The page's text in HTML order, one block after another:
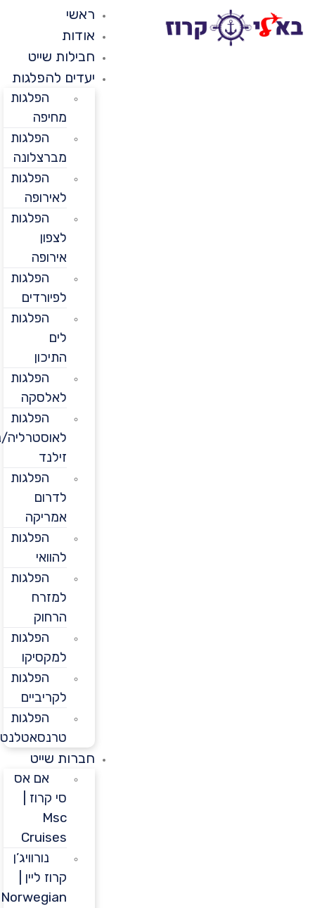
ראשי
אודות
חבילות שייט
יעדים להפלגות
הפלגות
מחיפה
הפלגות
מברצלונה
הפלגות
לאירופה
הפלגות
אירופה
הפלגות
לפיורדים
הפלגות
התיכון
הפלגות
לאלסקה
הפלגות
לאוסטרליה/ניו
הפלגות
לדרום
אמריקה
הפלגות
הפלגות
למזרח
הרחוק
הפלגות
למקסיקו
הפלגות
לקריביים
הפלגות
טרנסאטלנטיות
חברות שייט
אם אס
סי קרוז |
Cruises
נורוויג’ן
קרוז ליין |
Norwegian